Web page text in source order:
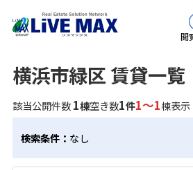
閲
横浜市緑区 賃貸一覧
該当公開件数1棟空き数1件1～1棟表示
検索条件： なし